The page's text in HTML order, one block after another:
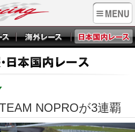
NOPROが3連覇